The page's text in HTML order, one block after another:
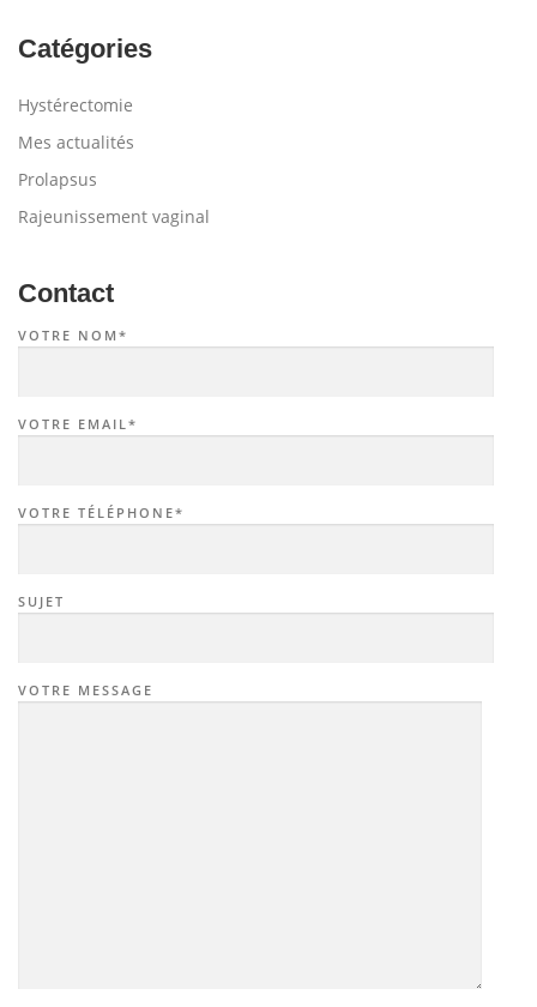
Catégories
Hystérectomie
Mes actualités
Prolapsus
Rajeunissement vaginal
Contact
VOTRE NOM*
VOTRE EMAIL*
VOTRE TÉLÉPHONE*
SUJET
VOTRE MESSAGE